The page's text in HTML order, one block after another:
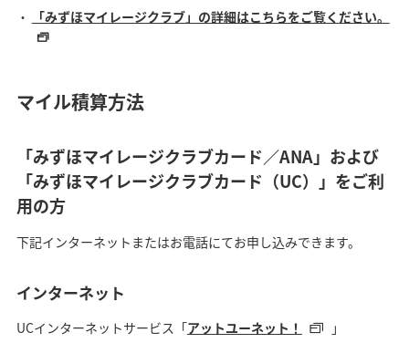
「みずほマイレージクラブ」の詳細はこちらをご覧ください。
マイル積算方法
「みずほマイレージクラブカード／ANA」および
「みずほマイレージクラブカード（UC）」をご利
用の方
下記インターネットまたはお電話にてお申し込みできます。
インターネット
UCインターネットサービス「アットユーネット！ 」